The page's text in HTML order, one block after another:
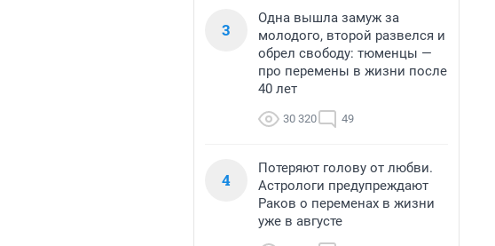
3
Одна вышла замуж за
молодого, второй развелся и
обрел свободу: тюменцы —
про перемены в жизни после
40 лет
30 320 49
4
Потеряют голову от любви.
Астрологи предупреждают
Раков о переменах в жизни
уже в августе